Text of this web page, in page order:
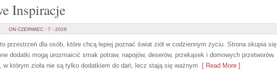
Inspiracje
ON CZERWIEC - 7 - 2026
przestrzeń dla osób, które chcą lepiej poznać świat ziół w codziennym życiu. Strona skupia się
dodatki mogą urozmaicić smak potraw, napojów, deserów, przekąsek i domowych przetworów.
w którym zioła nie są tylko dodatkiem do dań, lecz stają się ważnym [ Read More ]